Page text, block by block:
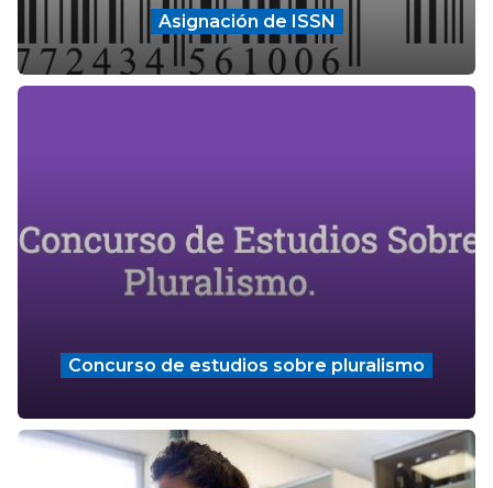
Asignación de ISSN
Concurso de estudios sobre pluralismo